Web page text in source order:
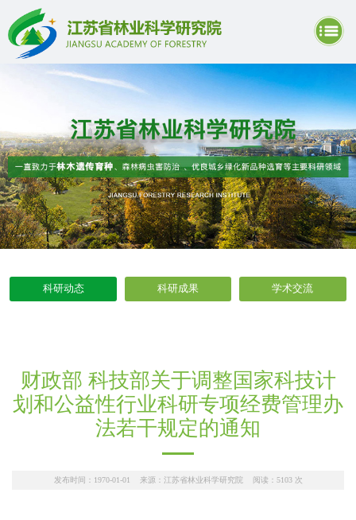
科研动态 科研成果 学术交流
财政部 科技部关于调整国家科技计
划和公益性行业科研专项经费管理办
法若干规定的通知
发布时间：1970-01-01 来源：江苏省林业科学研究院 阅读： 5103次